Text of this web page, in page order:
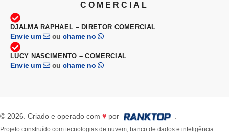
COMERCIAL
DJALMA RAPHAEL – DIRETOR COMERCIAL
Envie um ou chame no
LUCY NASCIMENTO – COMERCIAL
Envie um ou chame no
© 2026. Criado e operado com ♥ por
Projeto construído com tecnologias de nuvem, banco de dados e inteligência